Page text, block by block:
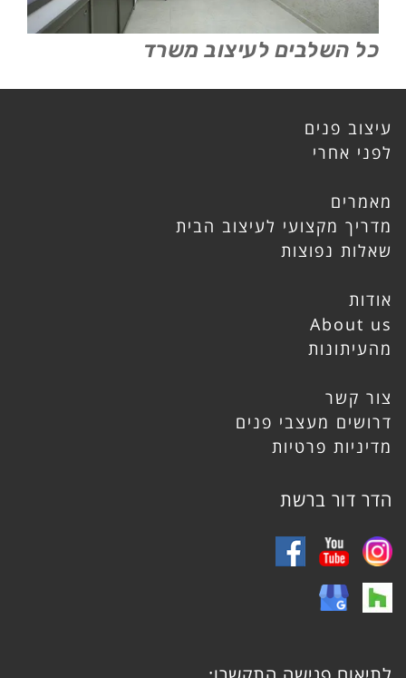
כל השלבים לעיצוב משרד
עיצוב פנים
לפני אחרי
מאמרים
מדריך מקצועי לעיצוב הבית
שאלות נפוצות
אודות
About us
מהעיתונות
צור קשר
דרושים מעצבי פנים
מדיניות פרטיות
הדר דור ברשת